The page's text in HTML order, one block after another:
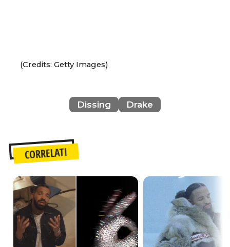
(Credits: Getty Images)
Dissing Drake
CORRELATI